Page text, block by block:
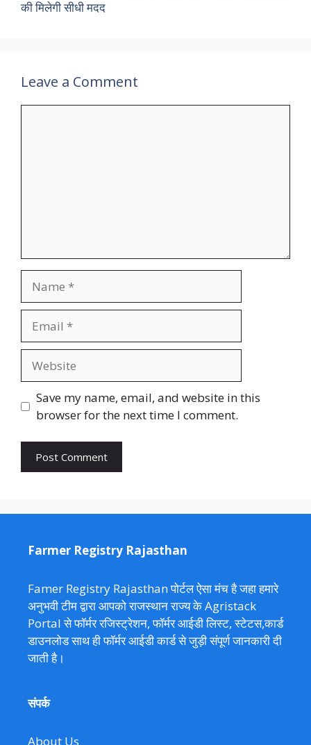
की मिलेगी सीधी मदद
Leave a Comment
Save my name, email, and website in this
browser for the next time I comment.
Farmer Registry Rajasthan
Famer Registry Rajasthan पोर्टल ऐसा मंच है जहा हमारे
अनुभवी टीम द्वारा आपको राजस्थान राज्य के Agristack
Portal से फॉर्मर रजिस्ट्रेशन, फॉर्मर आईडी लिस्ट, स्टेटस,कार्ड
डाउनलोड साथ ही फॉर्मर आईडी कार्ड से जुड़ी संपूर्ण जानकारी दी
जाती है।
संपर्क
About Us